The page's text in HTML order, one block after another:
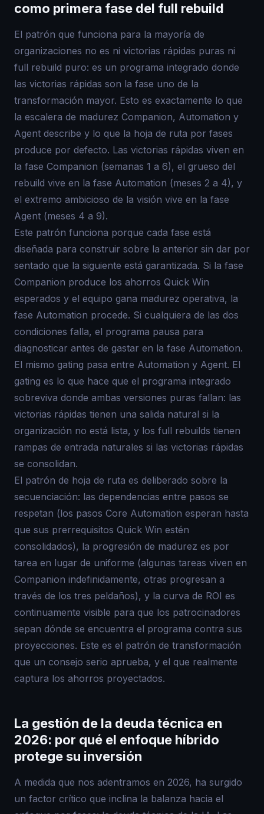
como primera fase del full rebuild
El patrón que funciona para la mayoría de
organizaciones no es ni victorias rápidas puras ni
full rebuild puro: es un programa integrado donde
las victorias rápidas son la fase uno de la
transformación mayor. Esto es exactamente lo que
la escalera de madurez Companion, Automation y
Agent describe y lo que la hoja de ruta por fases
produce por defecto. Las victorias rápidas viven en
la fase Companion (semanas 1 a 6), el grueso del
rebuild vive en la fase Automation (meses 2 a 4), y
el extremo ambicioso de la visión vive en la fase
Agent (meses 4 a 9).
Este patrón funciona porque cada fase está
diseñada para construir sobre la anterior sin dar por
sentado que la siguiente está garantizada. Si la fase
Companion produce los ahorros Quick Win
esperados y el equipo gana madurez operativa, la
fase Automation procede. Si cualquiera de las dos
condiciones falla, el programa pausa para
diagnosticar antes de gastar en la fase Automation.
El mismo gating pasa entre Automation y Agent. El
gating es lo que hace que el programa integrado
sobreviva donde ambas versiones puras fallan: las
victorias rápidas tienen una salida natural si la
organización no está lista, y los full rebuilds tienen
rampas de entrada naturales si las victorias rápidas
se consolidan.
El patrón de hoja de ruta es deliberado sobre la
secuenciación: las dependencias entre pasos se
respetan (los pasos Core Automation esperan hasta
que sus prerrequisitos Quick Win estén
consolidados), la progresión de madurez es por
tarea en lugar de uniforme (algunas tareas viven en
Companion indefinidamente, otras progresan a
través de los tres peldaños), y la curva de ROI es
continuamente visible para que los patrocinadores
sepan dónde se encuentra el programa contra sus
proyecciones. Este es el patrón de transformación
que un consejo serio aprueba, y el que realmente
captura los ahorros proyectados.
La gestión de la deuda técnica en
2026: por qué el enfoque híbrido
protege su inversión
A medida que nos adentramos en 2026, ha surgido
un factor crítico que inclina la balanza hacia el